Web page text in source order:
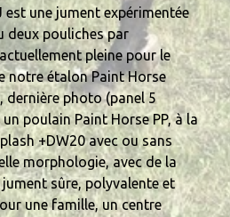
une jument expérimentée
deux pouliches par
pleine pour le
notre étalon Paint Horse
dernière photo (panel 5
poulain Paint Horse PP, à la
+DW20 avec ou sans
morphologie, avec de la
sûre, polyvalente et
une famille, un centre